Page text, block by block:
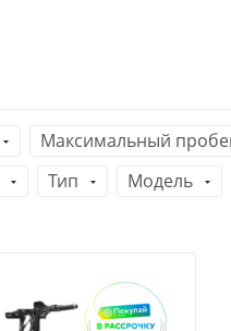
Максимальный
Тип Модель